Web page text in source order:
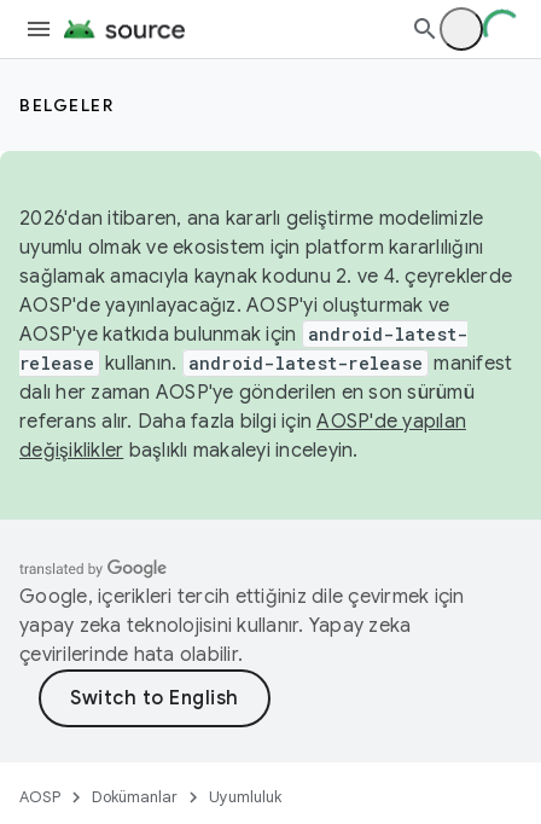
BELGELER
2026'dan itibaren, ana kararlı geliştirme modelimizle
uyumlu olmak ve ekosistem için platform kararlılığını
sağlamak amacıyla kaynak kodunu 2. ve 4. çeyreklerde
AOSP'de yayınlayacağız. AOSP'yi oluşturmak ve
AOSP'ye katkıda bulunmak için
android-latest-
release kullanın. android-latest-release manifest
dalı her zaman AOSP'ye gönderilen en son sürümü
referans alır. Daha fazla bilgi içinAOSP'de yapılan
değişiklikler başlıklı makaleyi inceleyin.
Google, içerikleri tercih ettiğiniz dile çevirmek için
yapay zeka teknolojisini kullanır. Yapay zeka
çevirilerinde hata olabilir.
AOSP Dokümanlar Uyumluluk